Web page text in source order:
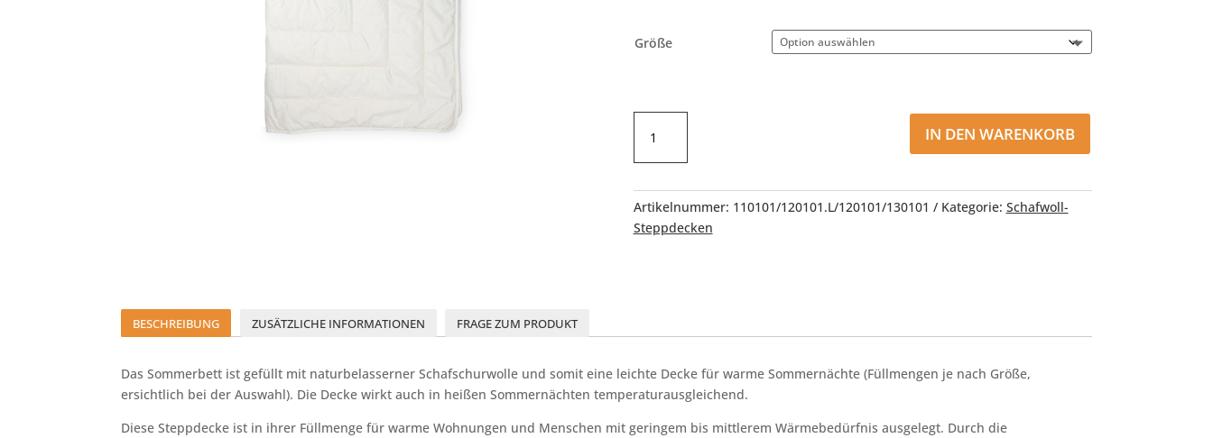
Größe
Steppdecke
Sommerleicht
IN DEN WARENKORB
Artikelnummer: 110101/120101.L/120101/130101 Kategorie: Schafwoll-
Steppdecken
BESCHREIBUNG ZUSÄTZLICHE INFORMATIONEN FRAGE ZUM PRODUKT
Das Sommerbett ist gefüllt mit naturbelasserner Schafschurwolle und somit eine leichte Decke für warme Sommernächte (Füllmengen je nach Größe,
ersichtlich bei der Auswahl). Die Decke wirkt auch in heißen Sommernächten temperaturausgleichend.
Diese Steppdecke ist in ihrer Füllmenge für warme Wohnungen und Menschen mit geringem bis mittlerem Wärmebedürfnis ausgelegt. Durch die